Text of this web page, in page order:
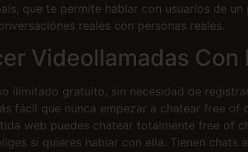
que te permite hablar con usuarios de
reales con personas reales.
Videollamadas
ilimitado gratuito, sin necesidad de
fácil que nunca empezar a chatear free of
web puedes chatear totalmente free of
si quieres hablar con ella. Tienen chats